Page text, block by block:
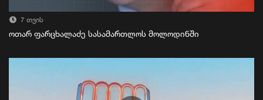
7 თვის
ოთარ ფარცხალაძე სასამართლოს მოლოდინში